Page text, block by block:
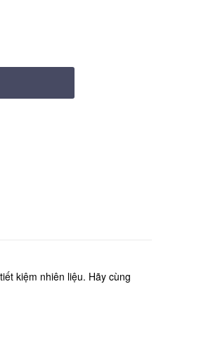
kiệm nhiên liệu. Hãy cùng